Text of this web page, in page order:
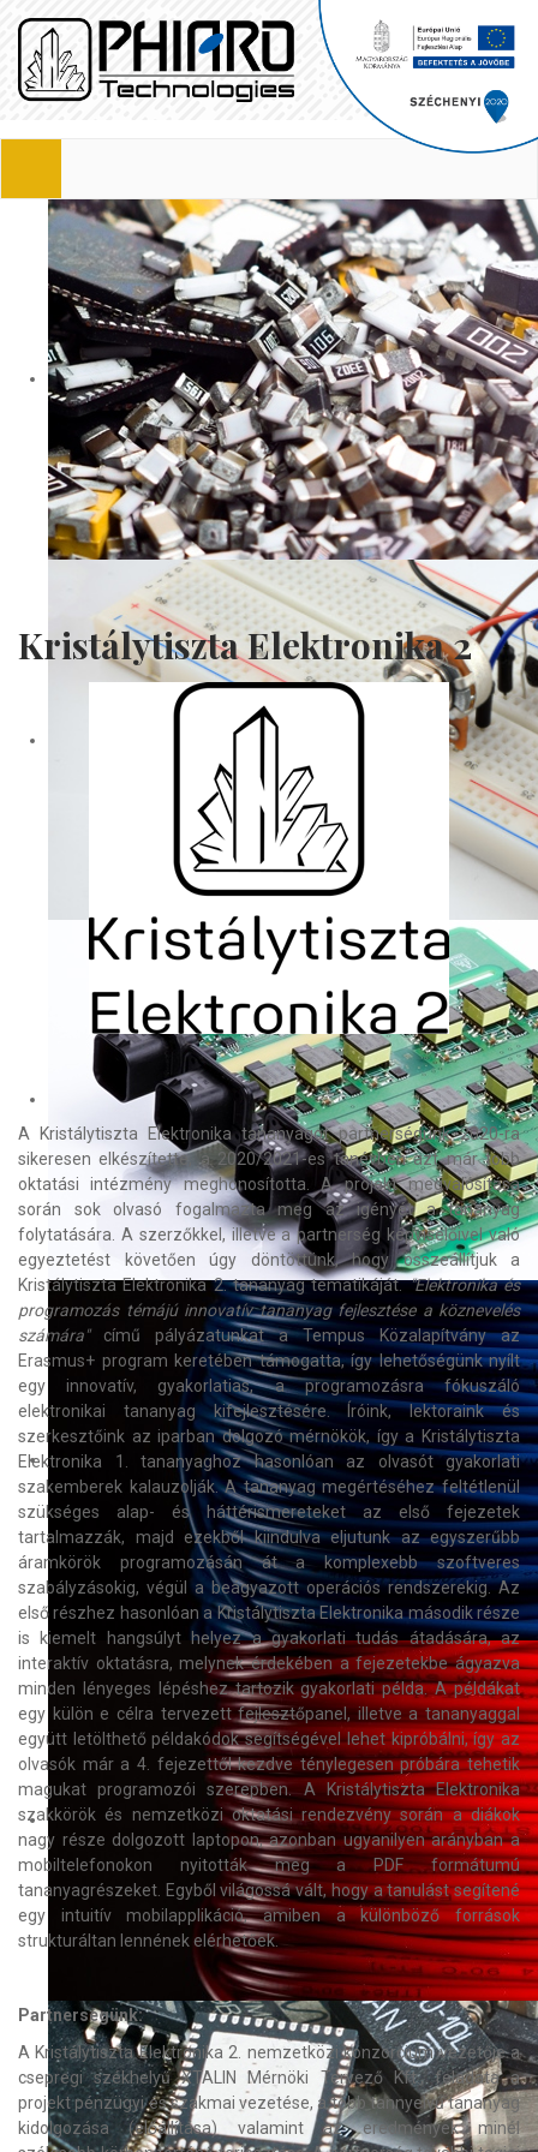
Kristálytiszta Elektronika 2
A Kristálytiszta Elektronika tananyagot partnerségünk 2020-ra
sikeresen elkészítette, a 2020/2021-es tanévben azt már több
oktatási intézmény meghonosította. A projekt megvalósítása
során sok olvasó fogalmazta meg az igényét a tananyag
folytatására. A szerzőkkel, illetve a partnerség képviselőivel való
egyeztetést követően úgy döntöttünk, hogy összeállítjuk a
Kristálytiszta Elektronika 2. tananyag tematikáját."Elektronika és
programozás témájú innovatív tananyag fejlesztése a köznevelés
számára"című pályázatunkat a Tempus Közalapítvány az
Erasmus+ program keretében támogatta, így lehetőségünk nyílt
egy innovatív, gyakorlatias, a programozásra fókuszáló
elektronikai tananyag kifejlesztésére. Íróink, lektoraink és
szerkesztőink az iparban dolgozó mérnökök, így a Kristálytiszta
Elektronika 1. tananyaghoz hasonlóan az olvasót gyakorlati
szakemberek kalauzolják. A tananyag megértéséhez feltétlenül
szükséges alap- és háttérismereteket az első fejezetek
tartalmazzák, majd ezekből kiindulva eljutunk az egyszerűbb
áramkörök programozásán át a komplexebb szoftveres
szabályzásokig, végül a beágyazott operációs rendszerekig. Az
első részhez hasonlóan a Kristálytiszta Elektronika második része
is kiemelt hangsúlyt helyez a gyakorlati tudás átadására, az
interaktív oktatásra, melynek érdekében a fejezetekbe ágyazva
minden lényeges lépéshez tartozik gyakorlati példa. A példákat
egy külön e célra tervezett fejlesztőpanel, illetve a tananyaggal
együtt letölthető példakódok segítségével lehet kipróbálni, így az
olvasók már a 4. fejezettől kezdve ténylegesen próbára tehetik
magukat programozói szerepben. A Kristálytiszta Elektronika
szakkörök és nemzetközi oktatási rendezvény során a diákok
nagy része dolgozott laptopon, azonban ugyanilyen arányban a
mobiltelefonokon nyitották meg a PDF formátumú
tananyagrészeket. Egyből világossá vált, hogy a tanulást segítené
egy intuitív mobilapplikáció, amiben a különböző források
strukturáltan lennének elérhetőek.
Partnerségünk:
A Kristálytiszta Elektronika 2. nemzetközi konzorcium vezetője a
csepregi székhelyű XTALIN Mérnöki Tervező Kft., feladata a
projekt pénzügyi és szakmai vezetése, a több tannyelvű tananyag
kidolgozása (előállítása) valamint az eredmények minél